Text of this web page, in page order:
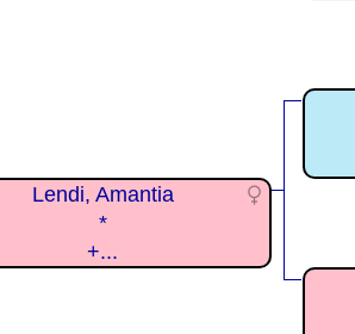
Lendi, Amantia
*
+...